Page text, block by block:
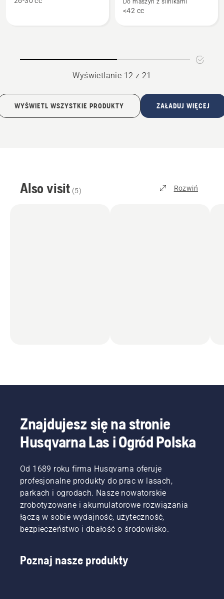
Głowica
Głowica
Do maszyn z silnikami
<42 cc
Wyświetlanie 12 z 21
WYŚWIETL WSZYSTKIE PRODUKTY ZAŁADUJ WIĘCEJ
Also visit (5) Rozwiń
Znajdujesz się na stronie
Husqvarna Las i Ogród Polska
Od 1689 roku firma Husqvarna oferuje
profesjonalne produkty do prac w lasach,
parkach i ogrodach. Nasze nowatorskie
zrobotyzowane i akumulatorowe rozwiązania
łączą w sobie wydajność, użyteczność,
bezpieczeństwo i dbałość o środowisko.
Poznaj nasze produkty